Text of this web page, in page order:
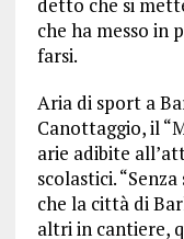
detto che si
che ha messo in
farsi.
Aria di sport a
Canottaggio, il
arie adibite
scolastici.
che la città di
altri in cantiere,